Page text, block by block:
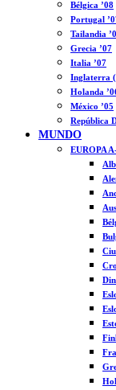
Bélgica ’08
Portugal
Tailandia
Grecia ’07
Italia ’07
Inglaterra
Holanda
México ’05
República
MUNDO
EUROPA